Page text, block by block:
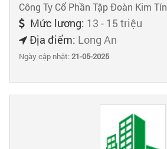
Công Ty Cổ Phần Tập Đoàn Kim Tín
Mức lương: 13 - 15 triệu
Địa điểm: Long An
Ngày cập nhật:21-05-2025